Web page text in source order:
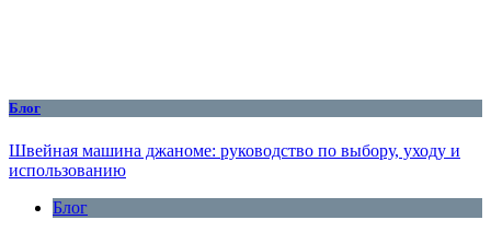
Блог
Швейная машина джаноме: руководство по выбору, уходу и
использованию
Блог